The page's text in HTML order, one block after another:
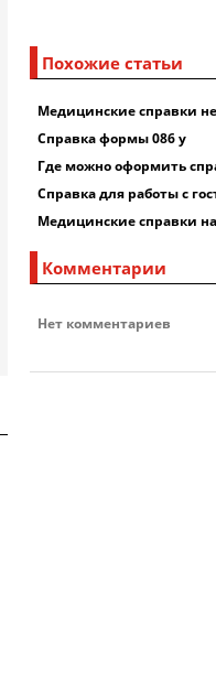
Похожие статьи
Медицинские справки
Справка формы 086 у
Где можно оформить
Справка для работы с
Медицинские справки
Комментарии
Нет комментариев